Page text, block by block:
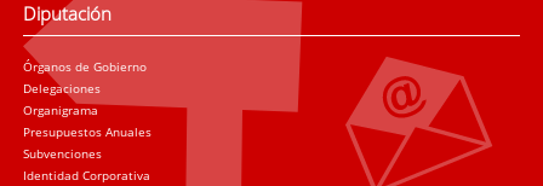
Diputación
Órganos de Gobierno
Delegaciones
Organigrama
Presupuestos Anuales
Subvenciones
Identidad Corporativa